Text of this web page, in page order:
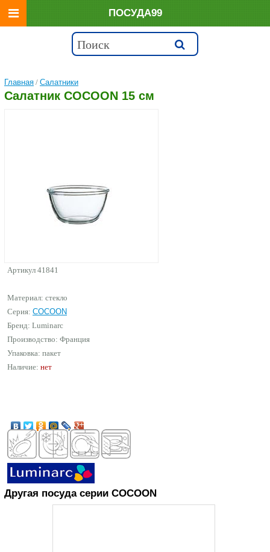
Главная / Салатники
Салатник COCOON 15 см
Артикул 41841
Материал: стекло
Серия: COCOON
Бренд: Luminarc
Производство: Франция
Упаковка: пакет
Наличие: нет
Другая посуда серии COCOON
ПОСУДА99